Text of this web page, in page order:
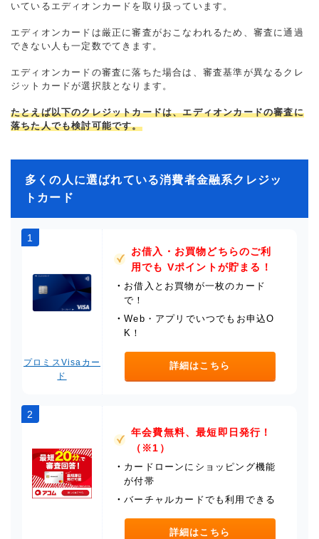
いているエディオンカードを取り扱っています。
エディオンカードは厳正に審査がおこなわれるため、審査に通過
できない人も一定数でてきます。
エディオンカードの審査に落ちた場合は、審査基準が異なるクレ
ジットカードが選択肢となります。
たとえば以下のクレジットカードは、エディオンカードの審査に
落ちた人でも検討可能です。
多くの人に選ばれている消費者金融系クレジッ
トカード
1
プロミスVisaカー
ド
お借入・お買物どちらのご利
用でも Vポイントが貯まる！
・ お借入とお買物が一枚のカード
で！
・Web・アプリでいつでもお申込O
K！
詳細はこちら
2
年会費無料、最短即日発行！
（※1）
・ カードローンにショッピング機能
が付帯
・バーチャルカードでも利用できる
詳細はこちら